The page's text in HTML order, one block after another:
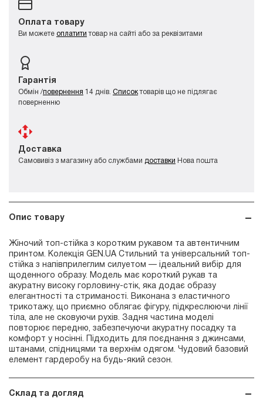
Оплата товару
Ви можете оплатити товар на сайті або за реквізитами
Гарантія
Обмін /повернення 14 днів. Списоктоварів що не підлягає
поверненню
Доставка
Самовивіз з магазину або службами доставки Нова пошта
Опис товару
Жіночий топ-стійка з коротким рукавом та автентичним
принтом. Колекція GEN.UA Стильний та універсальний топ-
стійка з напівприлеглим силуетом — ідеальний вибір для
щоденного образу. Модель має короткий рукав та
акуратну високу горловину-стік, яка додає образу
елегантності та стриманості. Виконана з еластичного
трикотажу, що приємно облягає фігуру, підкреслюючи лінії
тіла, але не сковуючи рухів. Задня частина моделі
повторює передню, забезпечуючи акуратну посадку та
комфорт у носінні. Підходить для поєднання з джинсами,
штанами, спідницями та верхнім одягом. Чудовий базовий
елемент гардеробу на будь-який сезон.
Склад та догляд